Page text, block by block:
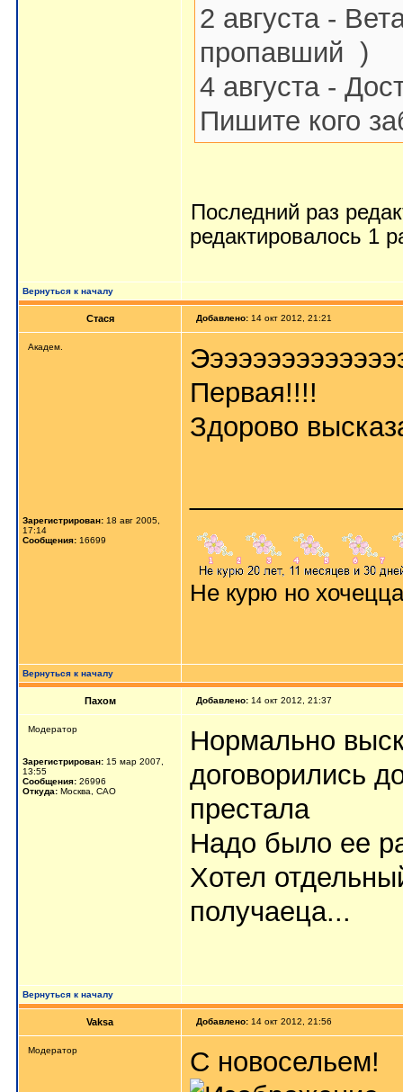
2 августа -
пропавший )
4 августа -
Пишите кого
Последний раз
редактировалось 1
Вернуться к началу
Стася Добавлено: 14 окт 2012, 21:21
Aкaдeм.
Зарегистрирован: 18 авг 2005,
17:14
Сообщения: 16699
Первая!!!!
Здорово
Не курю но хочецца
Вернуться к началу
Пахом Добавлено: 14 окт 2012, 21:37
Мoдератор
Зарегистрирован: 15 мар 2007,
13:55
Сообщения: 26996
Откуда: Москва, САО
Нормально
договорились
престала
Надо было ее
Хотел
получаеца...
Вернуться к началу
Vaksa Добавлено: 14 окт 2012, 21:56
Модератор С новосельем!